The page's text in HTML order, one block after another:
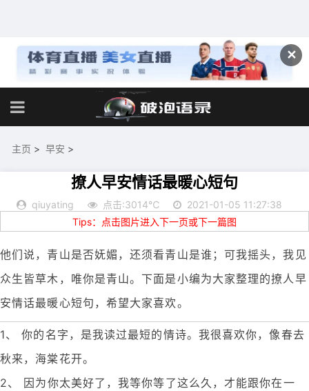
✕
主页 > 早安 >
撩人早安情话最暖心短句
qiuyating 点击:3014℃
2021-01-05 11:27:38
Tips：点击图片进入下一页或下一篇图
他们说，青山是否妩媚，还须看青山是谁；可我摇头，我见
众生皆草木，唯你是青山。下面是小编为大家整理的撩人早
安情话最暖心短句，希望大家喜欢。
1、 你的名字，是我读过最短的情诗。我很喜欢你，像春去
秋来，海棠花开。
2、 因为你太美好了，我等你等了这么久，才能跟你在一